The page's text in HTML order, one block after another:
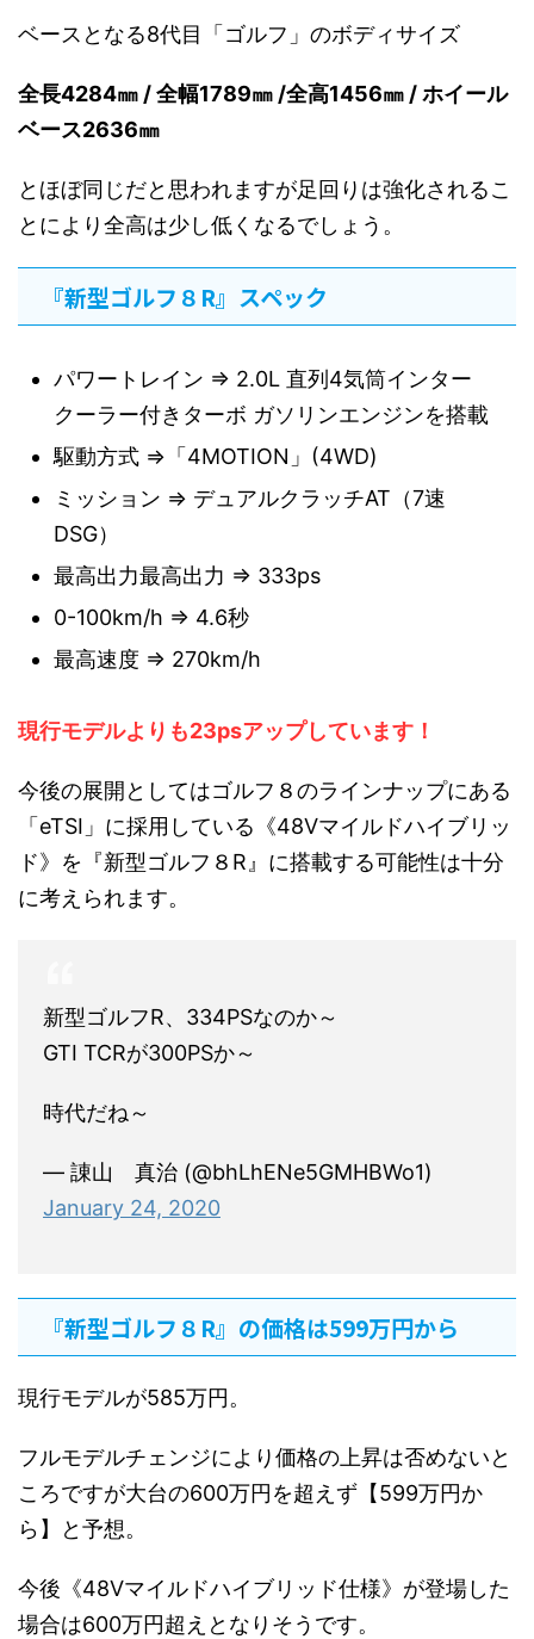
ベースとなる8代目「ゴルフ」のボディサイズ
全長4284㎜ / 全幅1789㎜ /全高1456㎜ / ホイール
ベース2636㎜
とほぼ同じだと思われますが足回りは強化されるこ
とにより全高は少し低くなるでしょう。
『新型ゴルフ８R』スペック
パワートレイン ⇒ 2.0L 直列4気筒インター
クーラー付きターボ ガソリンエンジンを搭載
駆動方式 ⇒「4MOTION」(4WD)
ミッション ⇒ デュアルクラッチAT（7速
DSG）
最高出力最高出力 ⇒ 333ps
0-100km/h ⇒ 4.6秒
最高速度 ⇒ 270km/h
現行モデルよりも23psアップしています！
今後の展開としてはゴルフ８のラインナップにある
「eTSI」に採用している《48Vマイルドハイブリッ
ド》を『新型ゴルフ８R』に搭載する可能性は十分
に考えられます。
新型ゴルフR、334PSなのか～
GTI TCRが300PSか～
時代だね～
— 諌山 真治 (@bhLhENe5GMHBWo1)
January 24, 2020
『新型ゴルフ８R』の価格は599万円から
現行モデルが585万円。
フルモデルチェンジにより価格の上昇は否めないと
ころですが大台の600万円を超えず【599万円か
ら】と予想。
今後《48Vマイルドハイブリッド仕様》が登場した
場合は600万円超えとなりそうです。